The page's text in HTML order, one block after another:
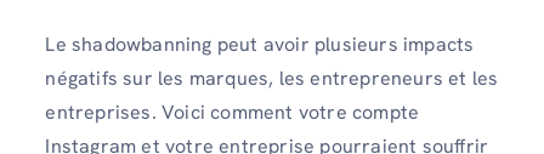
Le shadowbanning peut avoir plusieurs impacts
négatifs sur les marques, les entrepreneurs et les
entreprises. Voici comment votre compte
Instagram et votre entreprise pourraient souffrir